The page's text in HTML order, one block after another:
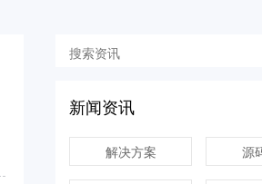
新闻资讯
解决方案 源